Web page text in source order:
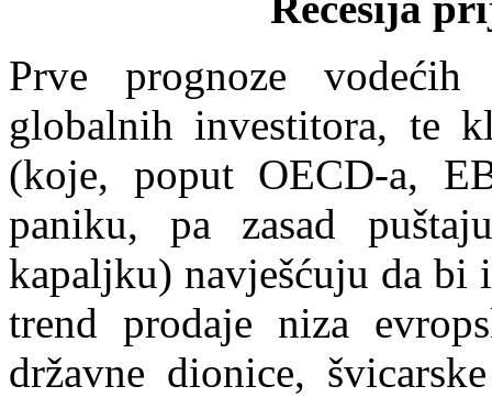
Prve prognoze
globalnih investitora, te
(koje, poput OECD-a,
paniku, pa zasad
kapaljku) navješćuju da bi
trend prodaje niza
državne dionice,